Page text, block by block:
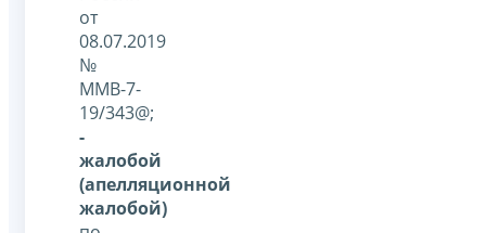
от
08.07.2019
№
ММВ-7-
19/343@;
-
жалобой
(апелляционной
жалобой)